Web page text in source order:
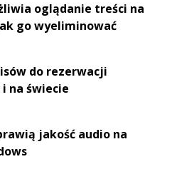
oglądanie treści na
go wyeliminować
do rezerwacji
na świecie
jakość audio na